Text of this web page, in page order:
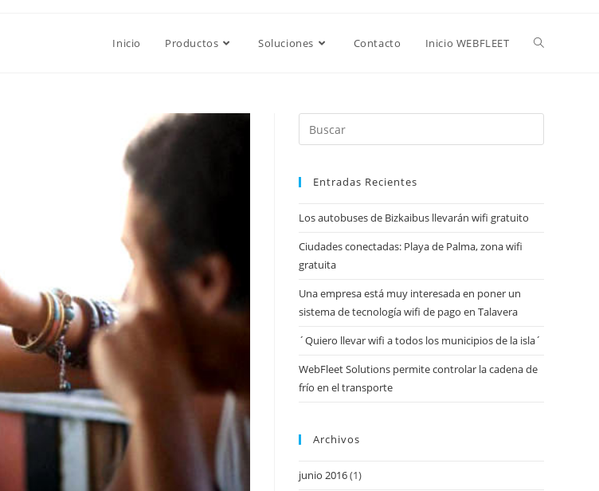
Inicio Productos Soluciones Contacto Inicio WEBFLEET
Entradas Recientes
Los autobuses de Bizkaibus llevarán wifi gratuito
Ciudades conectadas: Playa de Palma, zona wifi
gratuita
Una empresa está muy interesada en poner un
sistema de tecnología wifi de pago en Talavera
´Quiero llevar wifi a todos los municipios de la isla´
WebFleet Solutions permite controlar la cadena de
frío en el transporte
Archivos
junio 2016(1)